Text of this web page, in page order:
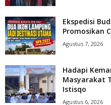
Ekspedisi
Promosikan
Agustus 7, 2026
Hadapi
Masyarakat
Istisqo
Agustus 6, 2026